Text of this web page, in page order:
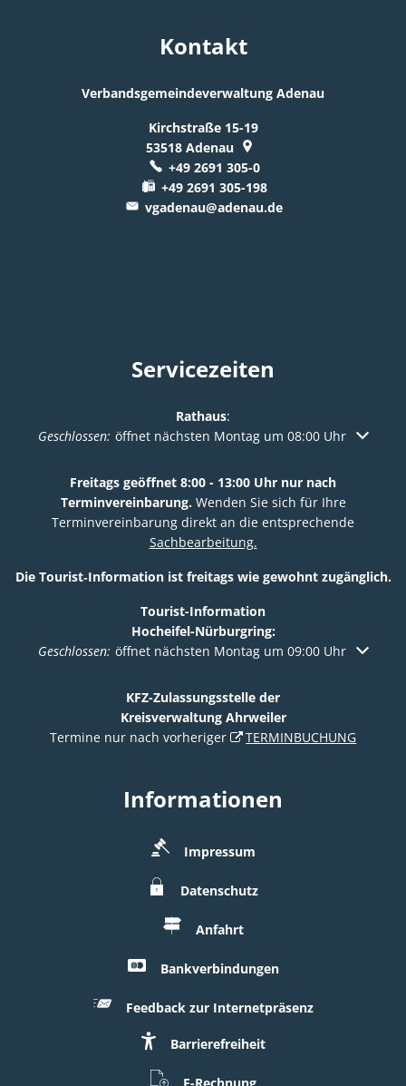
Kontakt
Verbandsgemeindeverwaltung Adenau
Kirchstraße 15-19
53518 Adenau
+49 2691 305-0
+49 2691 305-198
vgadenau@adenau.de
Servicezeiten
Rathaus:
Klicken, um weitere Öffnungs- oder Schließzeiten
Geschlossen: öffnet nächsten Montag um 08:00 Uhr
Freitags geöffnet 8:00 - 13:00 Uhr nur nach
Terminvereinbarung. Wenden Sie sich für Ihre
Terminvereinbarung direkt an die entsprechende
Sachbearbeitung.
Die Tourist‑Information ist freitags wie gewohnt zugänglich.
Tourist-Information
Hocheifel-Nürburgring:
Klicken, um weitere Öffnungs- oder Schließzeiten
Geschlossen: öffnet nächsten Montag um 09:00 Uhr
KFZ-Zulassungsstelle der
Kreisverwaltung Ahrweiler
Termine nur nach vorheriger
TERMINBUCHUNG
Informationen
Impressum
Datenschutz
Anfahrt
Bankverbindungen
Feedback zur Internetpräsenz
Barrierefreiheit